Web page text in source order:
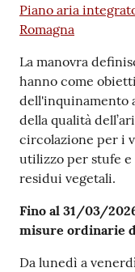
Piano aria
Romagna
La manovra
hanno come
dell'inquinamento
della qualità
circolazione per i
utilizzo per stufe
residui vegetali.
Fino al 31/03/
misure ordinarie
Da lunedì a